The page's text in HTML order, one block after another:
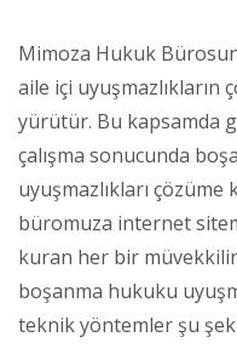
Mimoza Hukuk
aile içi uyuşmazlıkların
yürütür. Bu kapsamda
çalışma sonucunda
uyuşmazlıkları
büromuza internet
kuran her bir
boşanma hukuku
teknik yöntemler şu